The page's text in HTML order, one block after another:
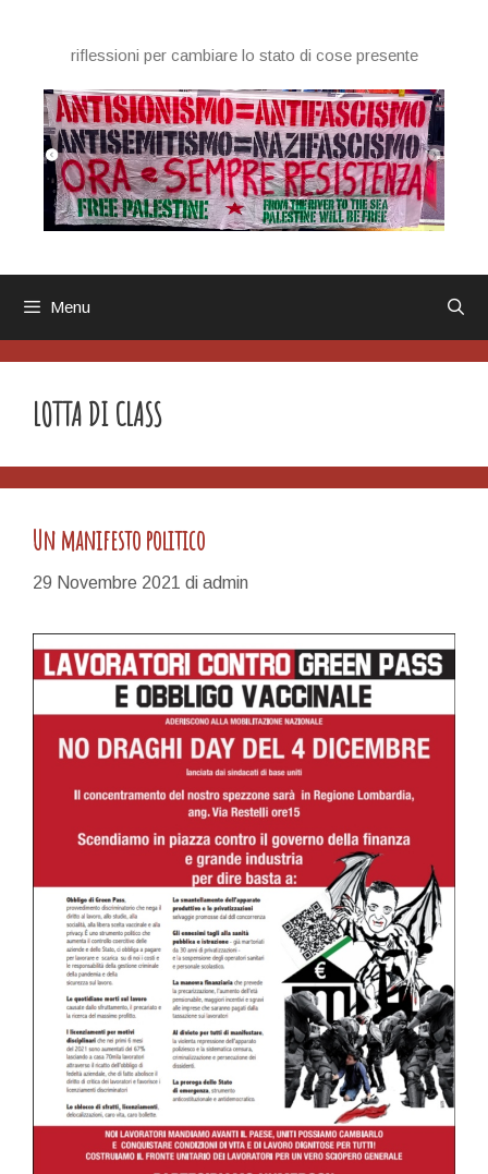
contenutoriflessioni per cambiare lo stato di cose presente
Menu
LOTTA DI CLASS
Un manifesto politico
29 Novembre 2021 di admin